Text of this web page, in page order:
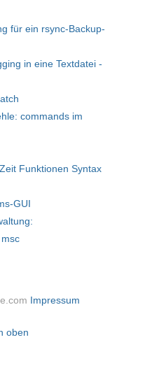
für ein rsync-Backup-
in eine Textdatei -
commands im
Funktionen Syntax
GUI
Impressum
oben